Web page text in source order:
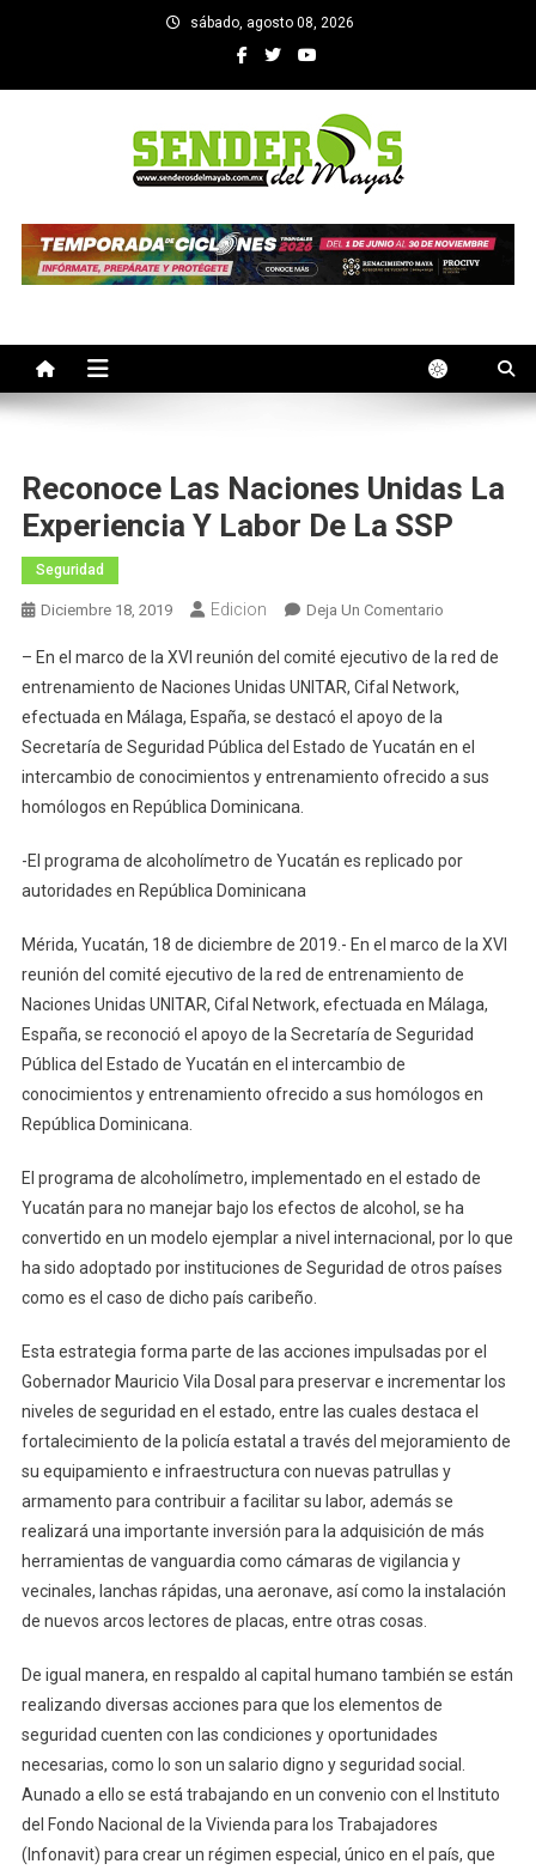
sábado, agosto 08, 2026
SENDEROS DEL MAYAB
Reconoce Las Naciones Unidas La
Experiencia Y Labor De La SSP
Seguridad
Diciembre 18, 2019 Edicion Deja Un ComentarioEn
Las
Naciones
Unidas
La
Experiencia
De
– En el marco de la XVI reunión del comité ejecutivo de la red de
entrenamiento de Naciones Unidas UNITAR, Cifal Network,
efectuada en Málaga, España, se destacó el apoyo de la
Secretaría de Seguridad Pública del Estado de Yucatán en el
intercambio de conocimientos y entrenamiento ofrecido a sus
homólogos en República Dominicana.
-El programa de alcoholímetro de Yucatán es replicado por
autoridades en República Dominicana
Mérida, Yucatán, 18 de diciembre de 2019.- En el marco de la XVI
reunión del comité ejecutivo de la red de entrenamiento de
Naciones Unidas UNITAR, Cifal Network, efectuada en Málaga,
España, se reconoció el apoyo de la Secretaría de Seguridad
Pública del Estado de Yucatán en el intercambio de
conocimientos y entrenamiento ofrecido a sus homólogos en
República Dominicana.
El programa de alcoholímetro, implementado en el estado de
Yucatán para no manejar bajo los efectos de alcohol, se ha
convertido en un modelo ejemplar a nivel internacional, por lo que
ha sido adoptado por instituciones de Seguridad de otros países
como es el caso de dicho país caribeño.
Esta estrategia forma parte de las acciones impulsadas por el
Gobernador Mauricio Vila Dosal para preservar e incrementar los
niveles de seguridad en el estado, entre las cuales destaca el
fortalecimiento de la policía estatal a través del mejoramiento de
su equipamiento e infraestructura con nuevas patrullas y
armamento para contribuir a facilitar su labor, además se
realizará una importante inversión para la adquisición de más
herramientas de vanguardia como cámaras de vigilancia y
vecinales, lanchas rápidas, una aeronave, así como la instalación
de nuevos arcos lectores de placas, entre otras cosas.
De igual manera, en respaldo al capital humano también se están
realizando diversas acciones para que los elementos de
seguridad cuenten con las condiciones y oportunidades
necesarias, como lo son un salario digno y seguridad social.
Aunado a ello se está trabajando en un convenio con el Instituto
del Fondo Nacional de la Vivienda para los Trabajadores
(Infonavit) para crear un régimen especial, único en el país, que